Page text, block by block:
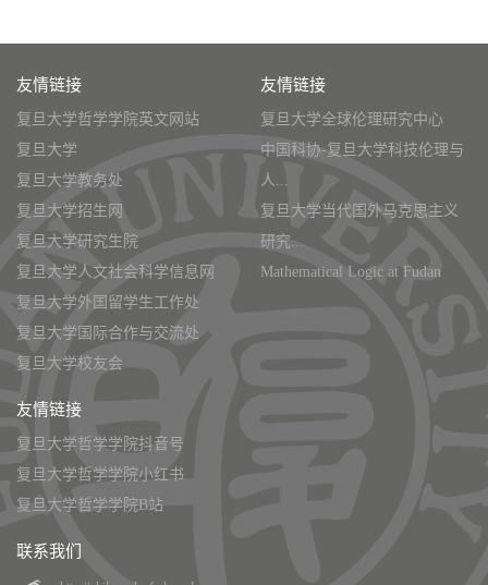
友情链接
复旦大学哲学学院英文网站
复旦大学
复旦大学教务处
复旦大学招生网
复旦大学研究生院
复旦大学人文社会科学信息网
复旦大学外国留学生工作处
复旦大学国际合作与交流处
复旦大学校友会
友情链接
复旦大学全球伦理研究中心
中国科协-复旦大学科技伦理与
人...
复旦大学当代国外马克思主义
研究...
Mathematical Logic at Fudan
友情链接
复旦大学哲学学院抖音号
复旦大学哲学学院小红书
复旦大学哲学学院B站
联系我们